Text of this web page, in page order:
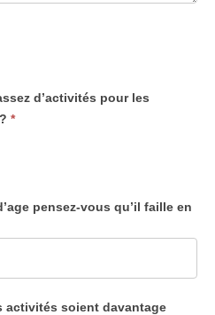
d’activités pour les
*
pensez-vous qu’il faille en
activités soient davantage